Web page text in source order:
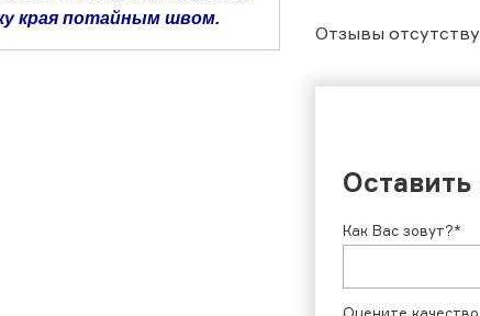
края потайным швом.
Отзывы
Как Вас зовут?*